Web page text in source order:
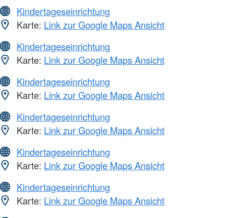
Kindertageseinrichtung
Karte: Link zur Google Maps Ansicht
Kindertageseinrichtung
Karte: Link zur Google Maps Ansicht
Kindertageseinrichtung
Karte: Link zur Google Maps Ansicht
Kindertageseinrichtung
Karte: Link zur Google Maps Ansicht
Kindertageseinrichtung
Karte: Link zur Google Maps Ansicht
Kindertageseinrichtung
Karte: Link zur Google Maps Ansicht